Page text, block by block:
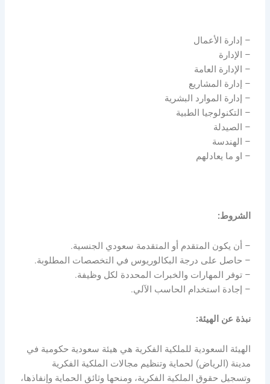
– إدارة الأعمال
– الإدارة
– الإدارة العامة
– إدارة المشاريع
– إدارة الموارد البشرية
– التكنولوجيا الطبية
– الصيدلة
– الهندسة
– او ما يعادلهم
الشروط:
– أن يكون المتقدم أو المتقدمة سعودي الجنسية.
– حاصل على درجة البكالوريوس في التخصصات المطلوبة.
– توفر المهارات والخبرات المحددة لكل وظيفة.
– إجادة استخدام الحاسب الآلي.
نبذة عن الهيئة:
الهيئة السعودية للملكية الفكرية هي هيئة سعودية حكومية في
مدينة (الرياض) لحماية وتنظيم مجالات الملكية الفكرية
وتسجيل حقوق الملكية الفكرية، ومنحها وثائق الحماية وإنفاذها،